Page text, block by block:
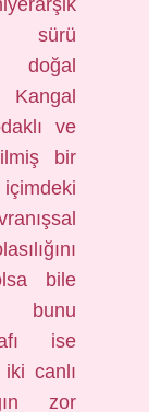
sürü
doğal
Kangal
ve
bir
bile
bunu
ise
canlı
zor